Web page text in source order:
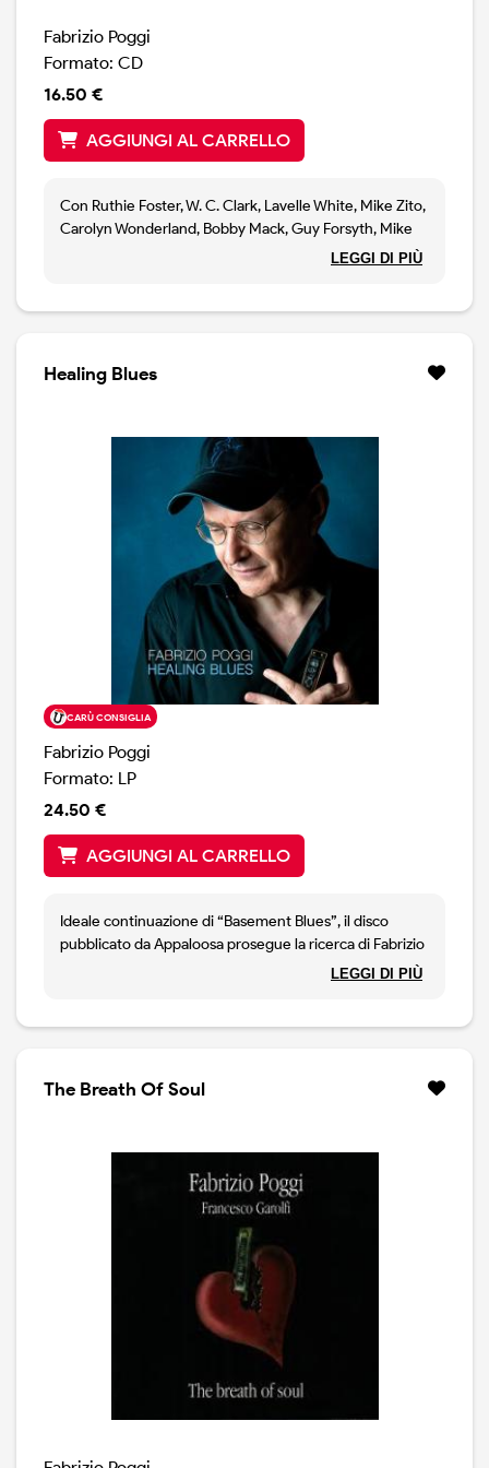
Fabrizio Poggi
Formato: CD
16.50 €
AGGIUNGI AL CARRELLO
Con Ruthie Foster, W. C. Clark, Lavelle White, Mike Zito,
Carolyn Wonderland, Bobby Mack, Guy Forsyth, Mike
LEGGI DI PIÙ
Healing Blues
CARÙ CONSIGLIA
Fabrizio Poggi
Formato: LP
24.50 €
AGGIUNGI AL CARRELLO
Ideale continuazione di “Basement Blues”, il disco
pubblicato da Appaloosa prosegue la ricerca di Fabrizio
Poggi nei suoi archivi presentando una serie di brani
LEGGI DI PIÙ
The Breath Of Soul